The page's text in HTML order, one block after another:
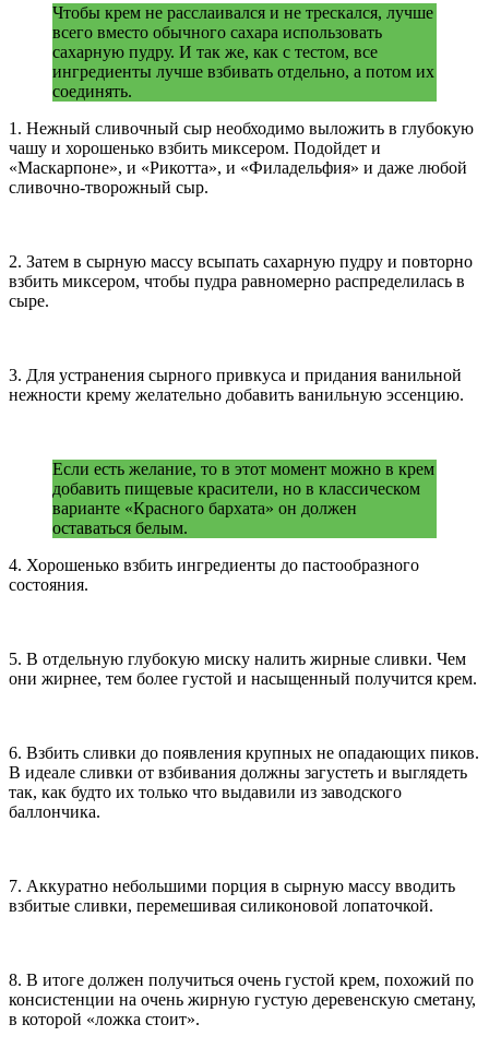
Чтобы крем не расслаивался и не трескался, лучше
всего вместо обычного сахара использовать
сахарную пудру. И так же, как с тестом, все
ингредиенты лучше взбивать отдельно, а потом их
соединять.
1. Нежный сливочный сыр необходимо выложить в глубокую
чашу и хорошенько взбить миксером. Подойдет и
«Маскарпоне», и «Рикотта», и «Филадельфия» и даже любой
сливочно-творожный сыр.
2. Затем в сырную массу всыпать сахарную пудру и повторно
взбить миксером, чтобы пудра равномерно распределилась в
сыре.
3. Для устранения сырного привкуса и придания ванильной
нежности крему желательно добавить ванильную эссенцию.
Если есть желание, то в этот момент можно в крем
добавить пищевые красители, но в классическом
варианте «Красного бархата» он должен
оставаться белым.
4. Хорошенько взбить ингредиенты до пастообразного
состояния.
5. В отдельную глубокую миску налить жирные сливки. Чем
они жирнее, тем более густой и насыщенный получится крем.
6. Взбить сливки до появления крупных не опадающих пиков.
В идеале сливки от взбивания должны загустеть и выглядеть
так, как будто их только что выдавили из заводского
баллончика.
7. Аккуратно небольшими порция в сырную массу вводить
взбитые сливки, перемешивая силиконовой лопаточкой.
8. В итоге должен получиться очень густой крем, похожий по
консистенции на очень жирную густую деревенскую сметану,
в которой «ложка стоит».